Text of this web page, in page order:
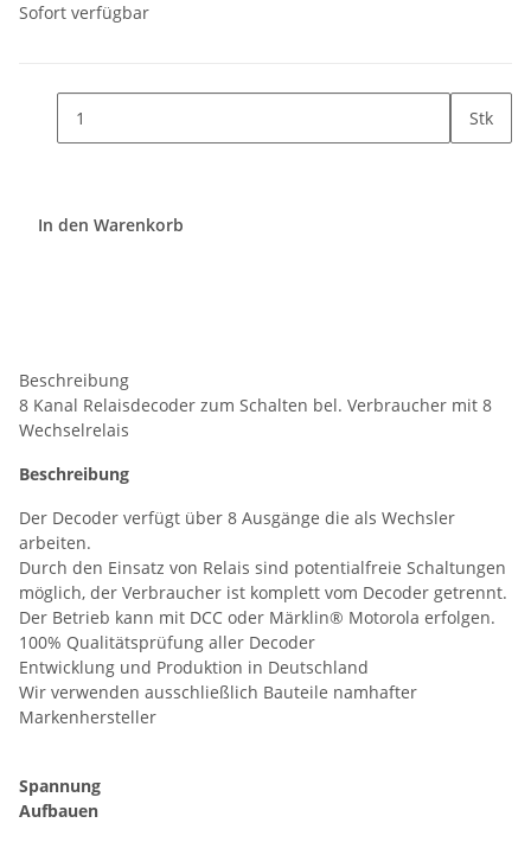
Sofort verfügbar
Stk
In den Warenkorb
Beschreibung
8 Kanal Relaisdecoder zum Schalten bel. Verbraucher mit 8
Wechselrelais
Beschreibung
Der Decoder verfügt über 8 Ausgänge die als Wechsler
arbeiten.
Durch den Einsatz von Relais sind potentialfreie Schaltungen
möglich, der Verbraucher ist komplett vom Decoder getrennt.
Der Betrieb kann mit DCC oder Märklin® Motorola erfolgen.
100% Qualitätsprüfung aller Decoder
Entwicklung und Produktion in Deutschland
Wir verwenden ausschließlich Bauteile namhafter
Markenhersteller
Spannung
Aufbauen